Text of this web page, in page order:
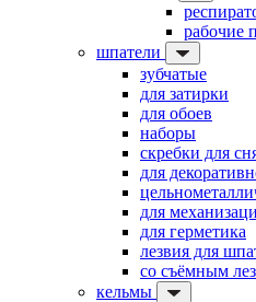
рабочие
шпатели
зубчатые
для затирки
для обоев
наборы
скребки для
для
для
для герметика
лезвия для
со съёмным
кельмы